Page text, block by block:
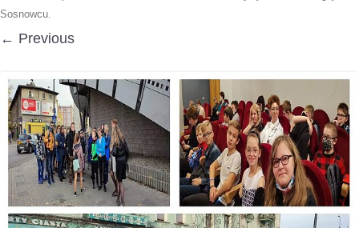
Sosnowcu.
← Previous